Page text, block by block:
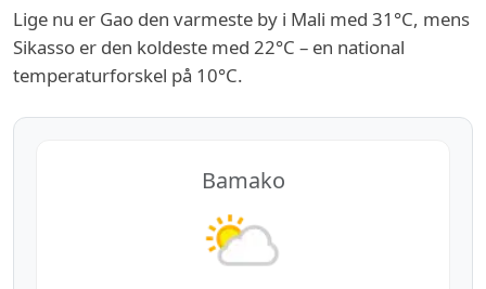
Lige nu er Gao den varmeste by i Mali med 31°C, mens
Sikasso er den koldeste med 22°C – en national
temperaturforskel på 10°C.
Bamako